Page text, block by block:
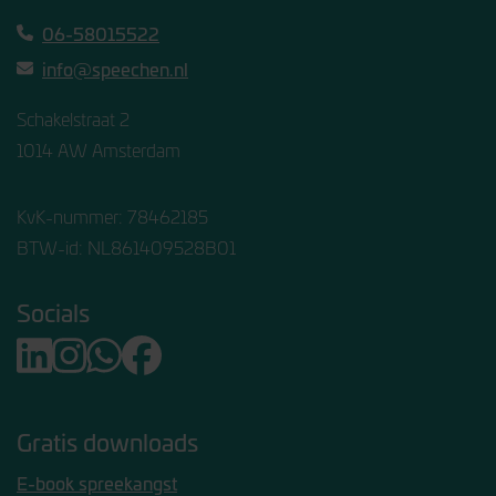
06-58015522
info@speechen.nl
Schakelstraat 2
1014 AW Amsterdam
KvK-nummer: 78462185
BTW-id: NL861409528B01
Socials
Gratis downloads
E-book spreekangst